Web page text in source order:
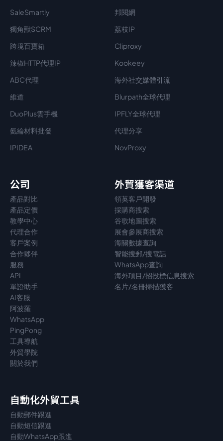
SaleSmartly
邦閱網
獨角獸SCRM
荔枝IP
跨境百寶箱
Cliproxy
辣椒HTTP代理IP
Kookeey
ABC代理
海外社交媒體引流
維道
Blurpath全球代理
DuoPlus雲手機
IPFLY全球代理
氨綸材料批發
代理分享
IPIDEA
NovProxy
公司
產品對比
產品定價
教學中心
代理合作
客戶案例
合作夥伴
服務
API
單證助手
AI客服
阿波羅
WhatsApp
PingPong
工具導航
外貿學院
關於我們
外貿獲客渠道
領英客戶開發
採購商搜索
谷歌地圖搜索
展會參展商搜索
海關數據查詢
智能搜郵/搜電話
WhatsApp查詢
海外項目/招投標信息搜索
名片/名冊掃描獲客
自動化外貿工具
自動郵件跟進
自動短信跟進
自動WhatsApp跟進